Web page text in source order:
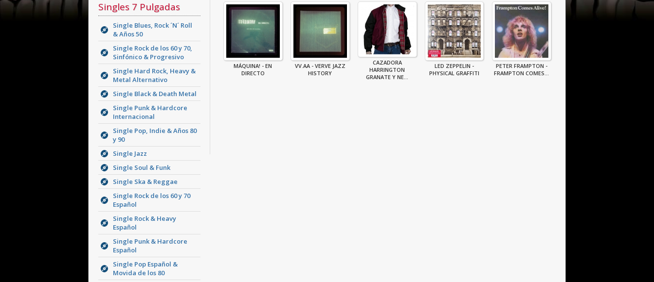
Singles 7 Pulgadas
Single Blues, Rock ´N´ Roll
& Años 50
Single Rock de los 60 y 70,
Sinfónico & Progresivo
Single Hard Rock, Heavy &
Metal Alternativo
Single Black & Death Metal
Single Punk & Hardcore
Internacional
Single Pop, Indie & Años 80
y 90
Single Jazz
Single Soul & Funk
Single Ska & Reggae
Single Rock de los 60 y 70
Español
Single Rock & Heavy
Español
Single Punk & Hardcore
Español
Single Pop Español &
Movida de los 80
MÁQUINA! - EN
DIRECTO
VV.AA - VERVE JAZZ
HISTORY
CAZADORA
HARRINGTON
GRANATE Y NE...
LED ZEPPELIN -
PHYSICAL GRAFFITI
PETER FRAMPTON -
FRAMPTON COMES...